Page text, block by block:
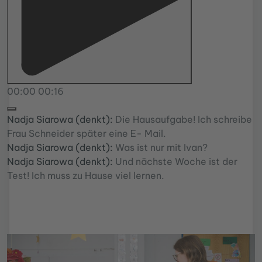
00:00 00:16
Nadja Siarowa (denkt): Die Hausaufgabe! Ich schreibe
Frau Schneider später eine E- Mail.
Nadja Siarowa (denkt): Was ist nur mit Ivan?
Nadja Siarowa (denkt): Und nächste Woche ist der
Test! Ich muss zu Hause viel lernen.